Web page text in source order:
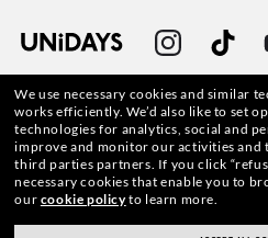
WebID # 136
We use necessary cookies and similar
works efficiently. We’d also like to set
technologies for analytics, social and
improve and monitor our activities
third parties partners. If you click
necessary cookies that enable you to
our cookie policyto learn more.